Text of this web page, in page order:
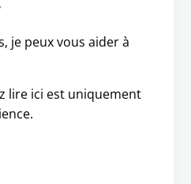
je peux vous aider à
lire ici est uniquement